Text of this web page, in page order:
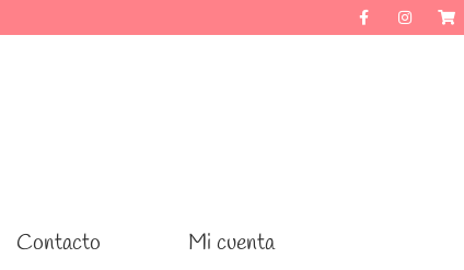
Contacto Mi cuenta
Contacto Mi cuenta